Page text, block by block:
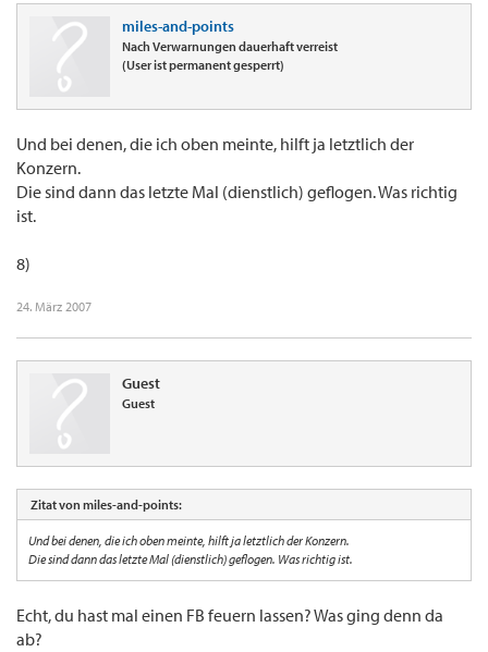
miles-and-points
Nach Verwarnungen dauerhaft verreist
(User ist permanent gesperrt)
Und bei denen, die ich oben meinte, hilft ja letztlich der
Konzern.
Die sind dann das letzte Mal (dienstlich) geflogen. Was richtig
ist.
8)
24. März 2007
Guest
Guest
Zitat von miles-and-points:
Und bei denen, die ich oben meinte, hilft ja letztlich der Konzern.
Die sind dann das letzte Mal (dienstlich) geflogen. Was richtig ist.
Echt, du hast mal einen FB feuern lassen? Was ging denn da
ab?